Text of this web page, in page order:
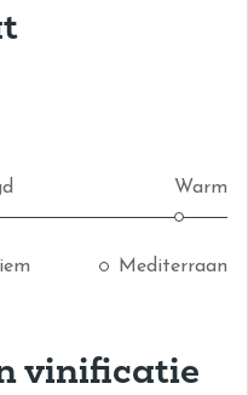
Warm
Mediterraan
vinificatie